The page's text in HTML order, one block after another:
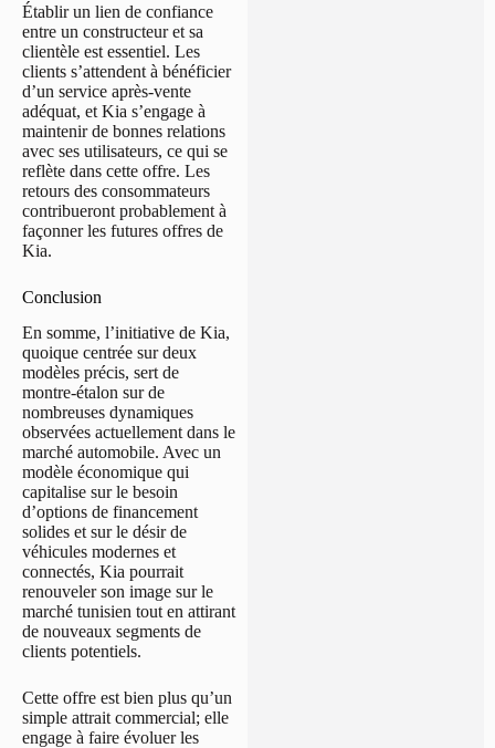
Établir un lien de confiance
entre un constructeur et sa
clientèle est essentiel. Les
clients s’attendent à bénéficier
d’un service après-vente
adéquat, et Kia s’engage à
maintenir de bonnes relations
avec ses utilisateurs, ce qui se
reflète dans cette offre. Les
retours des consommateurs
contribueront probablement à
façonner les futures offres de
Kia.
Conclusion
En somme, l’initiative de Kia,
quoique centrée sur deux
modèles précis, sert de
montre-étalon sur de
nombreuses dynamiques
observées actuellement dans le
marché automobile. Avec un
modèle économique qui
capitalise sur le besoin
d’options de financement
solides et sur le désir de
véhicules modernes et
connectés, Kia pourrait
renouveler son image sur le
marché tunisien tout en attirant
de nouveaux segments de
clients potentiels.
Cette offre est bien plus qu’un
simple attrait commercial; elle
engage à faire évoluer les